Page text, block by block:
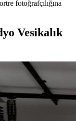
fotoğrafçılığına
Vesikalık